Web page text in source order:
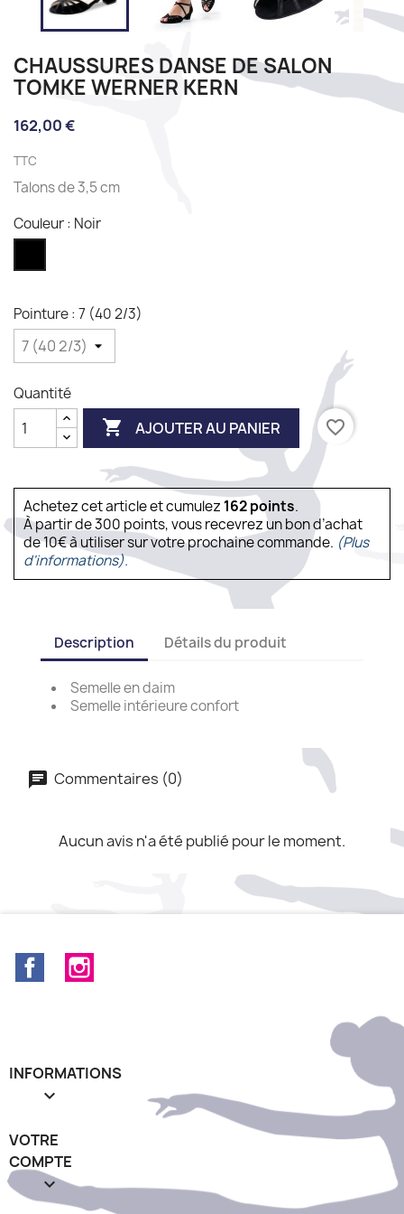
CHAUSSURES DANSE DE SALON
TOMKE WERNER KERN
162,00 €
TTC
Talons de 3,5 cm
Couleur : Noir
Pointure : 7 (40 2/3)
Quantité
 AJOUTER AU PANIER favorite_border
Achetez cet article et cumulez 162points.
À partir de 300 points, vous recevrez un bon d’achat
de 10€ à utiliser sur votre prochaine commande. (Plus
d'informations).
Description Détails du produit
Semelle en daim
Semelle intérieure confort
Commentaires (0)
Aucun avis n'a été publié pour le moment.
Facebook
INFORMATIONS

VOTRE
COMPTE
